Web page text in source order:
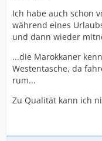
Ich habe auch schon
während eines
und dann wieder
...die Marokkaner
Westentasche, da
rum...
Zu Qualität kann ich